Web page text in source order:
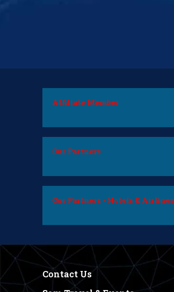
Affiliate Member
Our Partners
Our Partners - Hotels & Airlines
Contact Us